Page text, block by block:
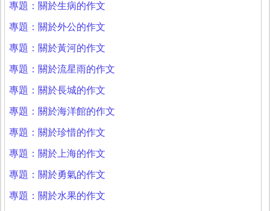
專題：關於生病的作文
專題：關於外公的作文
專題：關於黃河的作文
專題：關於流星雨的作文
專題：關於長城的作文
專題：關於海洋館的作文
專題：關於珍惜的作文
專題：關於上海的作文
專題：關於勇氣的作文
專題：關於水果的作文